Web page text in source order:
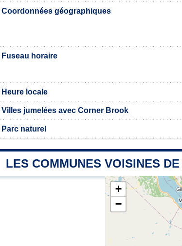
Coordonnées géographiques
Fuseau horaire
Heure locale
Villes jumelées avec Corner Brook
Parc naturel
LES COMMUNES VOISINES
+
−